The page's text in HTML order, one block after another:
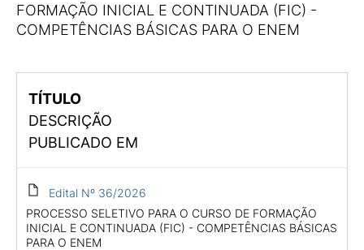
FORMAÇÃO INICIAL E CONTINUADA (FIC) -
COMPETÊNCIAS BÁSICAS PARA O ENEM
TÍTULO
DESCRIÇÃO
PUBLICADO EM
Edital Nº 36/2026
PROCESSO SELETIVO PARA O CURSO DE FORMAÇÃO
INICIAL E CONTINUADA (FIC) - COMPETÊNCIAS BÁSICAS
PARA O ENEM